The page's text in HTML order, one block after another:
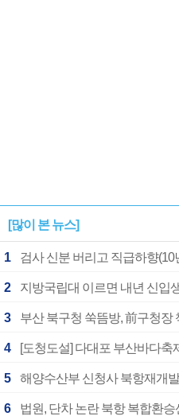
[많이 본 뉴스]
1
2 지방국립대 이르면 내년 신입
3 부산 북구청 쑥뜸방, 前구청장
4 [도청도설] 다대포 부산바다축
5 해양수산부 신청사 북항재개
6 법원, 단차 논란 북항 복합환